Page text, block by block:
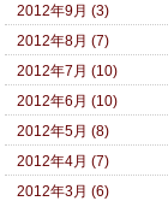
2012年9月 (3)
2012年8月 (7)
2012年7月 (10)
2012年6月 (10)
2012年5月 (8)
2012年4月 (7)
2012年3月 (6)